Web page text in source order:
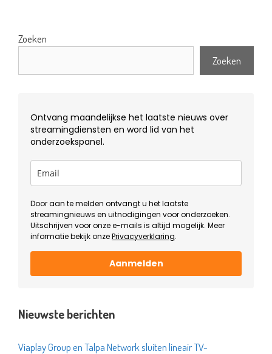
Zoeken
Zoeken
Ontvang maandelijkse het laatste nieuws over
streamingdiensten en word lid van het
onderzoekspanel.
Door aan te melden ontvangt u het laatste
streamingnieuws en uitnodigingen voor onderzoeken.
Uitschrijven voor onze e-mails is altijd mogelijk. Meer
informatie bekijk onzePrivacyverklaring.
Aanmelden
Nieuwste berichten
Viaplay Group en Talpa Network sluiten lineair TV-